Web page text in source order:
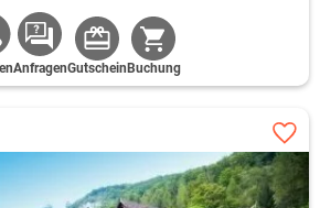
AnfragenGutschein Buchung